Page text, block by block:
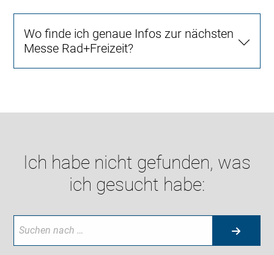
Wo finde ich genaue Infos zur nächsten
Messe Rad+Freizeit?
Ich habe nicht gefunden, was
ich gesucht habe: